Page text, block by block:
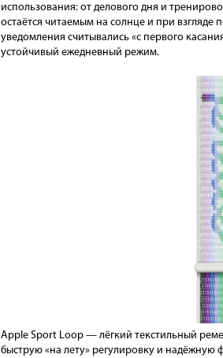
использования: от делового дня и
остаётся читаемым на солнце и при
уведомления считывались «с первого
устойчивый ежедневный режим.
Apple Sport Loop — лёгкий текстильный
быструю «на лету» регулировку и надёжную